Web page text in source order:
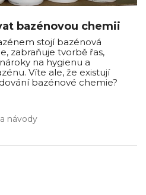
bazénovou chemii
stojí bazénová
zabraňuje tvorbě řas,
na hygienu a
Víte ale, že existují
bazénové chemie?
návody